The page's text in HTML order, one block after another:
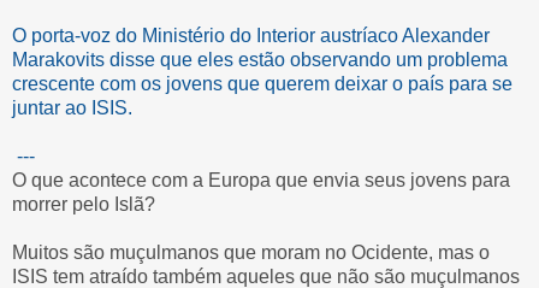
O porta-voz do Ministério do Interior austríaco Alexander
Marakovits disse que eles estão observando um problema
crescente com os jovens que querem deixar o país para se
juntar ao ISIS.
---
O que acontece com a Europa que envia seus jovens para
morrer pelo Islã?
Muitos são muçulmanos que moram no Ocidente, mas o
ISIS tem atraído também aqueles que não são muçulmanos